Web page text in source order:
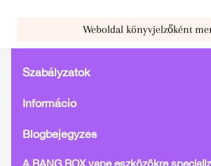
Weboldal könyvjelzőként
Szabályzatok
Információ
Blogbejegyzés